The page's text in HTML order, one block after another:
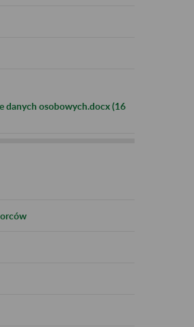
danych osobowych.docx (16